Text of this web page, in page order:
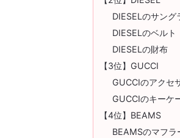
DIESELのサング
DIESELのベルト
DIESELの財布
【3位】GUCCI
GUCCIのアクセ
GUCCIのキーケ
【4位】BEAMS
BEAMSのマフラ